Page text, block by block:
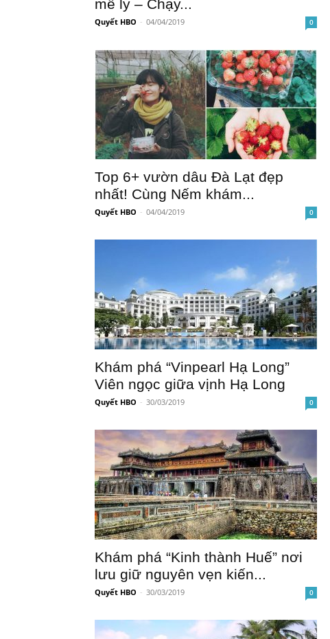
mê ly – Chạy...
Quyết HBO - 04/04/2019 0
Top 6+ vườn dâu Đà Lạt đẹp
nhất! Cùng Nếm khám...
Quyết HBO - 04/04/2019 0
Khám phá “Vinpearl Hạ Long”
Viên ngọc giữa vịnh Hạ Long
Quyết HBO - 30/03/2019 0
Khám phá “Kinh thành Huế” nơi
lưu giữ nguyên vẹn kiến...
Quyết HBO - 30/03/2019 0